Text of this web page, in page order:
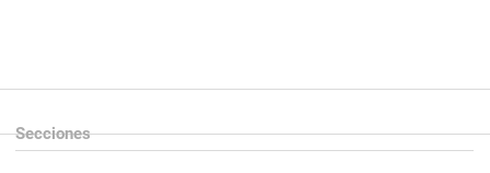
Secciones